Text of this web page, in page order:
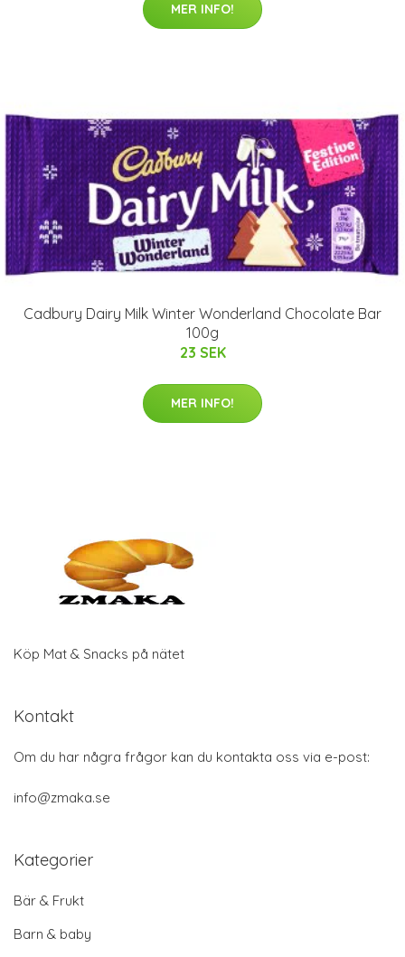
MER INFO!
Cadbury Dairy Milk Winter Wonderland Chocolate Bar
100g
23 SEK
MER INFO!
Köp Mat & Snacks på nätet
Kontakt
Om du har några frågor kan du kontakta oss via e-post:
info@zmaka.se
Kategorier
Bär & Frukt
Barn & baby